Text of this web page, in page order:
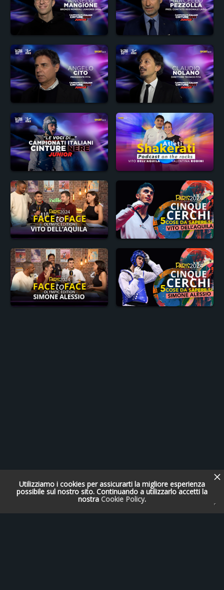
Utilizziamo i cookies per assicurarti la migliore esperienza
possibile sul nostro sito. Continuando a utilizzarlo accetti la
nostra Cookie Policy.